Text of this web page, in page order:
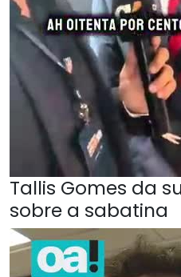
Tallis Gomes da
sobre a sabatina